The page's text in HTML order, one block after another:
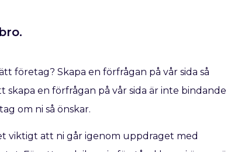
företag? Skapa en förfrågan på vår sida så
en förfrågan på vår sida är inte bindande
om ni så önskar.
viktigt att ni går igenom uppdraget med